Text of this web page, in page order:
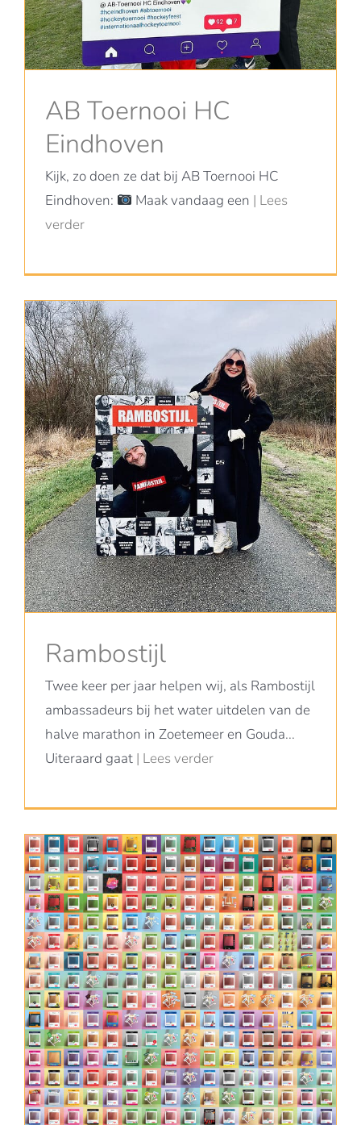
AB Toernooi HC
Eindhoven
Kijk, zo doen ze dat bij AB Toernooi HC
Eindhoven:
Maak vandaag een | Lees
verder
Rambostijl
Twee keer per jaar helpen wij, als Rambostijl
ambassadeurs bij het water uitdelen van de
halve marathon in Zoetemeer en Gouda...
Uiteraard gaat| Lees verder